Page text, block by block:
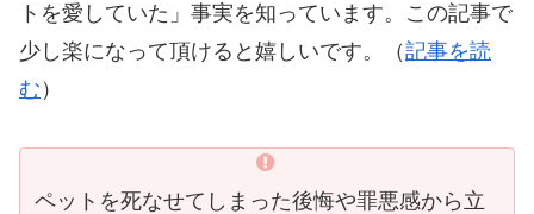
トを愛していた」事実を知っています。この記事で
少し楽になって頂けると嬉しいです。（記事を読
む ）
ペットを死なせてしまった後悔や罪悪感から立